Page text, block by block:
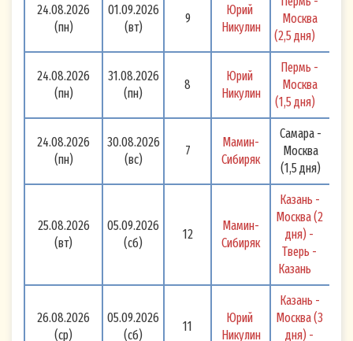
24.08.2026
(пн)
01.09.2026
(вт)
9
Юрий
Никулин
Москва
(2,5 дня)
24.08.2026
(пн)
31.08.2026
(пн)
8
Юрий
Никулин
Пермь -
Москва
(1,5 дня)
24.08.2026
(пн)
30.08.2026
(вс)
7
Мамин-
Сибиряк
Самара -
Москва
(1,5 дня)
25.08.2026
(вт)
05.09.2026
(сб)
12
Мамин-
Сибиряк
Казань -
Москва (2
дня) -
Тверь -
Казань
26.08.2026
(ср)
05.09.2026
(сб)
11
Юрий
Никулин
Казань -
Москва (3
дня) -
им мероприятиях, рекламных кампаниях,
специальных предложениях и акциях.
Я согласен (-на), что Оператор вправе
осуществлять рассылку в мой адрес
следующими способами :
посредством СМС - сообщений с
использованием номера мобильного
оформлении Подписки на рассылку на
по электронной почте с использованием
адреса электронной почты, указанного
мной при оформлении Подписки на